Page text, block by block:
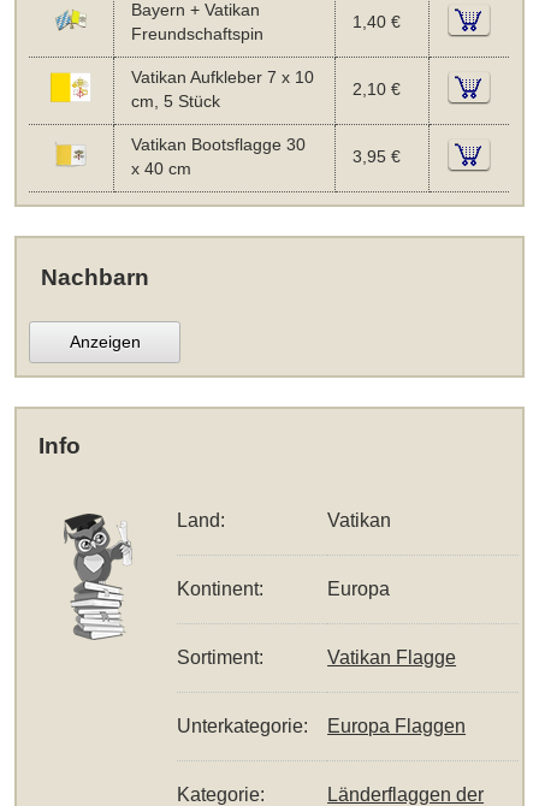
Bayern + Vatikan
Freundschaftspin
1,40 €
Vatikan Aufkleber 7 x 10
cm, 5 Stück
2,10 €
Vatikan Bootsflagge 30
x 40 cm
3,95 €
Nachbarn
Anzeigen
Info
Land: Vatikan
Kontinent: Europa
Sortiment: Vatikan Flagge
Unterkategorie: Europa Flaggen
Kategorie: Länderflaggen der